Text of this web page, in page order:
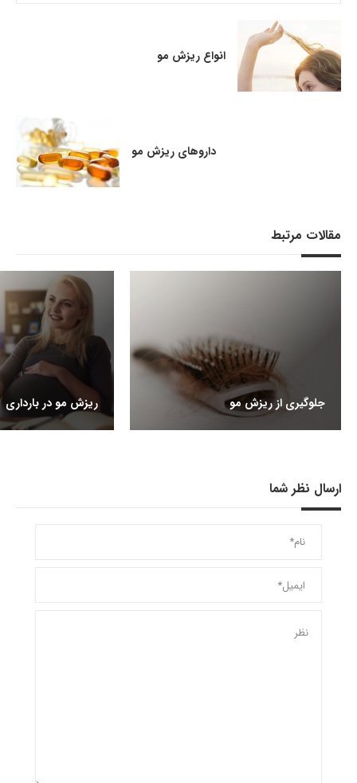
انواع ریزش مو
داروهای ریزش مو
مقالات مرتبط
جلوگیری از ریزش مو ریزش مو در بارداری
ارسال نظر شما